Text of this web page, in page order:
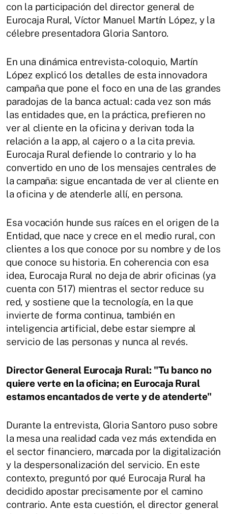
con la participación del director general de
Eurocaja Rural, Víctor Manuel Martín López, y la
célebre presentadora Gloria Santoro.
En una dinámica entrevista-coloquio, Martín
López explicó los detalles de esta innovadora
campaña que pone el foco en una de las grandes
paradojas de la banca actual: cada vez son más
las entidades que, en la práctica, prefieren no
ver al cliente en la oficina y derivan toda la
relación a la app, al cajero o a la cita previa.
Eurocaja Rural defiende lo contrario y lo ha
convertido en uno de los mensajes centrales de
la campaña: sigue encantada de ver al cliente en
la oficina y de atenderle allí, en persona.
Esa vocación hunde sus raíces en el origen de la
Entidad, que nace y crece en el medio rural, con
clientes a los que conoce por su nombre y de los
que conoce su historia. En coherencia con esa
idea, Eurocaja Rural no deja de abrir oficinas (ya
cuenta con 517) mientras el sector reduce su
red, y sostiene que la tecnología, en la que
invierte de forma continua, también en
inteligencia artificial, debe estar siempre al
servicio de las personas y nunca al revés.
Director General Eurocaja Rural: "Tu banco no
quiere verte en la oficina; en Eurocaja Rural
estamos encantados de verte y de atenderte"
Durante la entrevista, Gloria Santoro puso sobre
la mesa una realidad cada vez más extendida en
el sector financiero, marcada por la digitalización
y la despersonalización del servicio. En este
contexto, preguntó por qué Eurocaja Rural ha
decidido apostar precisamente por el camino
contrario. Ante esta cuestión, el director general